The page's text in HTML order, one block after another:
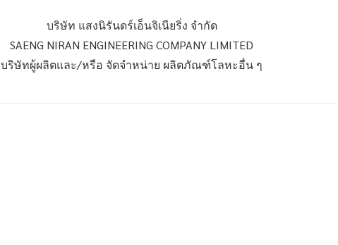
บริษัท แสงนิรันดร์เอ็นจิเนียริ่ง จำกัด
SAENG NIRAN ENGINEERING COMPANY LIMITED
บริษัทผู้ผลิตและ/หรือ จัดจำหน่าย ผลิตภัณฑ์โลหะอื่น ๆ